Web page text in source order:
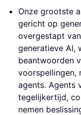
Onze grootste
gericht op
overgestapt
generatieve AI,
beantwoorden
voorspellingen,
agents. Agents
tegelijkertijd,
nemen